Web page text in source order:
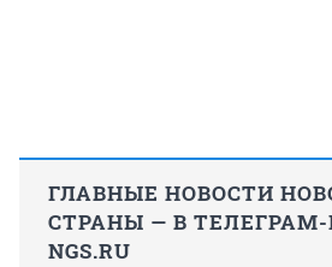
ГЛАВНЫЕ НОВОСТИ
СТРАНЫ — В
NGS.RU